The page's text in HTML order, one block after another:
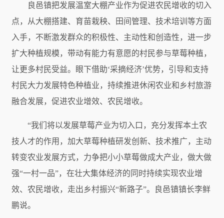
良邑镇把发展温室大棚产业作为促进农民增收的切入
点，从大棚搭建、育苗栽秧、田间管理、技术培训等方面
入手，不断激发群众的积极性、主动性和创造性，进一步
扩大种植规模，带动有能力有意愿的村民参与草莓种植，
让更多村民受益。眼下借助‘采摘经济’优势，引导和支持
村民大力发展特色种植业，持续推进休闲农业和乡村旅游
融合发展，促进农业增效、农民增收。
“我们将以发展草莓产业为切入口，充分发挥本土农
技人才的作用，加大草莓种植研发创新、技术推广，主动
转变农业发展方式，力争把小小草莓做成大产业，做大做
强“一村一品”，在壮大集体经济的同时持续实现农业增
效、农民增收，走出乡村振兴“新路子”。良邑镇镇长李鲜
鹏说。